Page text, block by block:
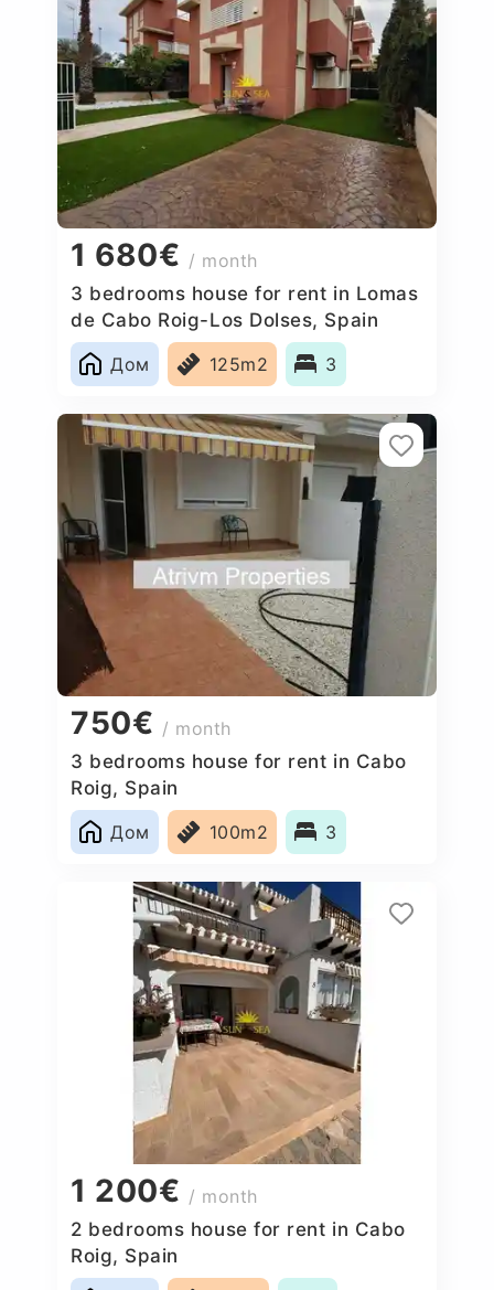
1 680€ / month
3 bedrooms house for rent in Lomas
de Cabo Roig-Los Dolses, Spain
Дом
125m2 3
750€ / month
3 bedrooms house for rent in Cabo
Roig, Spain
Дом
100m2 3
1 200€ / month
2 bedrooms house for rent in Cabo
Roig, Spain